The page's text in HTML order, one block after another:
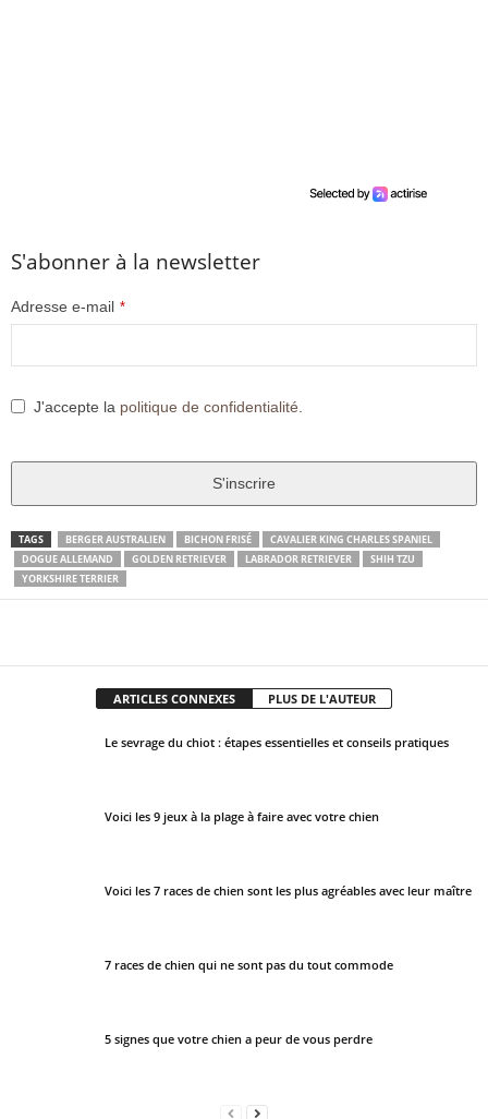
S'abonner à la newsletter
Adresse e-mail *
J'accepte la politique de confidentialité
S'inscrire
T
i
TAGS BERGER AUSTRALIEN BICHON FRISÉ
CAVALIER KING CHARLES SPANIEL
DOGUE ALLEMAND
GOLDEN RETRIEVER LABRADOR RETRIEVER
SHIH TZU
YORKSHIRE TERRIER
ARTICLES CONNEXES PLUS DE L'AUTEUR
Le sevrage du chiot : étapes essentielles et conseils pratiques
Voici les 9 jeux à la plage à faire avec votre chien
Voici les 7 races de chien sont les plus agréables avec leur maître
7 races de chien qui ne sont pas du tout commode
5 signes que votre chien a peur de vous perdre